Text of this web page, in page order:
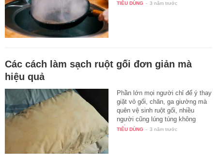
TIÊU DÙNG - 3 năm trước
Các cách làm sạch ruột gối đơn giản mà
hiệu quả
Phần lớn mọi người chỉ để ý thay
giặt vỏ gối, chăn, ga giường mà
quên vệ sinh ruột gối, nhiều
người cũng lúng túng không
biết…
TIÊU DÙNG - 3 năm trước